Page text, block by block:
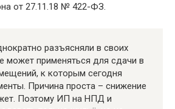
от 27.11.18 № 422-ФЗ.
разъясняли в своих
может применяться для сдачи в
к которым сегодня
Причина проста – снижение
Поэтому ИП на НПД и